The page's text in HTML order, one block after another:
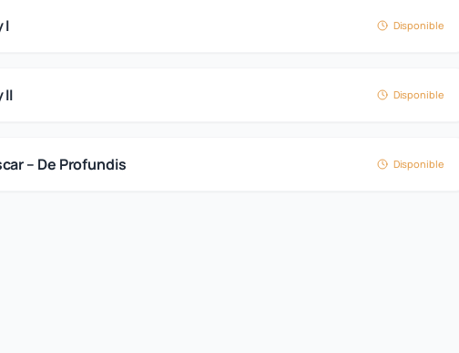
I Disponible
II Disponible
– De Profundis Disponible